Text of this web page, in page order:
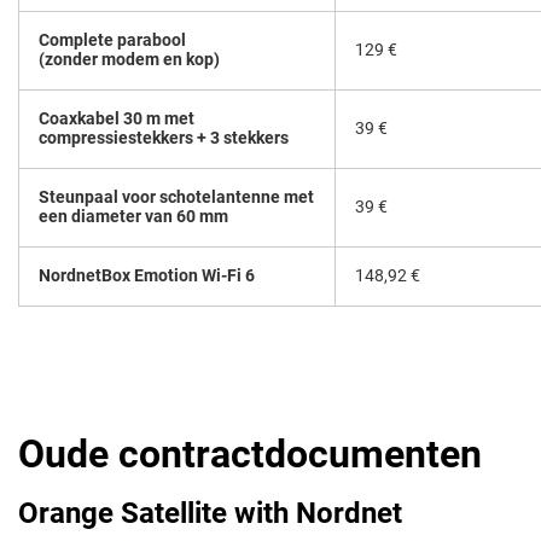
Complete parabool
(zonder modem en kop)
129 €
Coaxkabel 30 m met
compressiestekkers + 3 stekkers
39 €
Steunpaal voor schotelantenne met
een diameter van 60 mm
39 €
NordnetBox Emotion Wi-Fi 6 148,92 €
Oude contractdocumenten
Orange Satellite with Nordnet